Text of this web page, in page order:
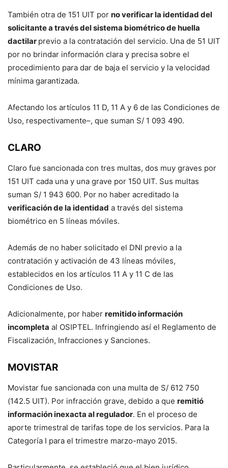
También otra de 151 UIT por no verificar la identidad del
solicitante a través del sistema biométrico de huella
dactilar previo a la contratación del servicio. Una de 51 UIT
por no brindar información clara y precisa sobre el
procedimiento para dar de baja el servicio y la velocidad
mínima garantizada.
Afectando los artículos 11 D, 11 A y 6 de las Condiciones de
Uso, respectivamente–, que suman S/ 1 093 490.
CLARO
Claro fue sancionada con tres multas, dos muy graves por
151 UIT cada una y una grave por 150 UIT. Sus multas
suman S/ 1 943 600. Por no haber acreditado la
verificación de la identidad a través del sistema
biométrico en 5 líneas móviles.
Además de no haber solicitado el DNI previo a la
contratación y activación de 43 líneas móviles,
establecidos en los artículos 11 A y 11 C de las
Condiciones de Uso.
Adicionalmente, por haber remitido información
incompleta al OSIPTEL. Infringiendo así el Reglamento de
Fiscalización, Infracciones y Sanciones.
MOVISTAR
Movistar fue sancionada con una multa de S/ 612 750
(142.5 UIT). Por infracción grave, debido a que remitió
información inexacta al regulador. En el proceso de
aporte trimestral de tarifas tope de los servicios. Para la
Categoría I para el trimestre marzo-mayo 2015.